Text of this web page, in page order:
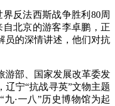
反法西斯战争胜利80周
北京的游客李卓鹏，正
员的深情讲述，他们对抗
部、国家发展改革委发
辽宁“抗战寻英”文物主题
·一八”历史博物馆为起